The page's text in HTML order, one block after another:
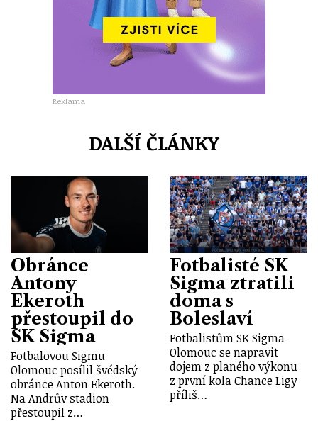
Reklama
DALŠÍ ČLÁNKY
Obránce
Antony
Ekeroth
přestoupil do
SK Sigma
Fotbalovou Sigmu
Olomouc posílil švédský
obránce Anton Ekeroth.
Na Andrův stadion
přestoupil z…
Fotbalisté SK
Sigma ztratili
doma s
Boleslaví
Fotbalistům SK Sigma
Olomouc se napravit
dojem z planého výkonu
z první kola Chance Ligy
příliš…